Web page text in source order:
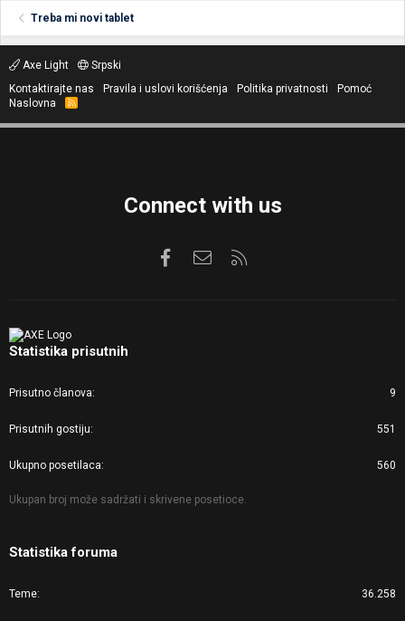
Treba mi novi tablet
Axe Light
Srpski
Kontaktirajte nas
Pravila i uslovi korišćenja Politika privatnosti
Pomoć
Naslovna
R
S
Connect with us
FacebookKontaktirajte nas
Statistika prisutnih
Prisutno članova 9
Prisutnih gostiju 551
Ukupno posetilaca 560
Ukupan broj može sadržati i skrivene posetioce.
Statistika foruma
Teme 36.258